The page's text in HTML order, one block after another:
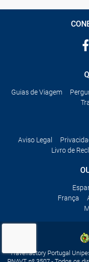
Guias de Viagem
Aviso Legal
Livro de
França
Travelfactory Portugal